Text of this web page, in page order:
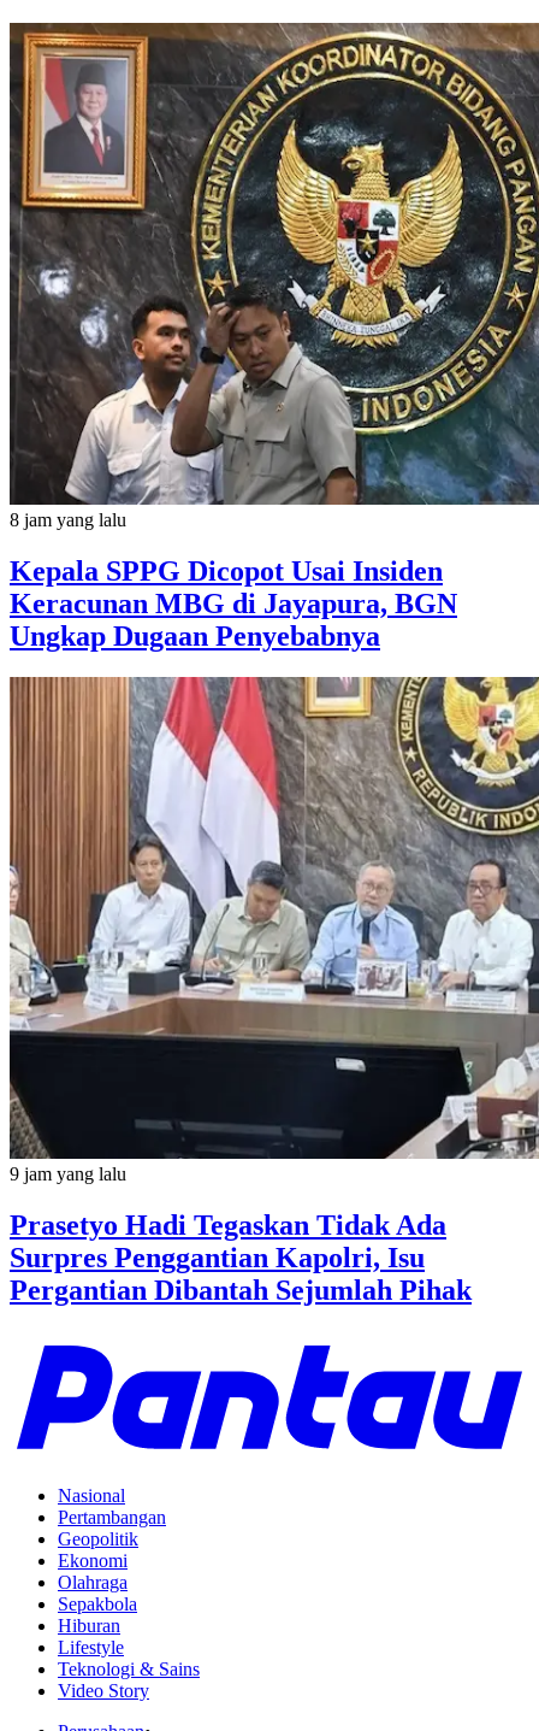
8 jam yang lalu
Kepala SPPG Dicopot Usai Insiden
Keracunan MBG di Jayapura, BGN
Ungkap Dugaan Penyebabnya
9 jam yang lalu
Prasetyo Hadi Tegaskan Tidak Ada
Surpres Penggantian Kapolri, Isu
Pergantian Dibantah Sejumlah Pihak
Nasional
Pertambangan
Geopolitik
Ekonomi
Olahraga
Sepakbola
Hiburan
Lifestyle
Teknologi & Sains
Video Story